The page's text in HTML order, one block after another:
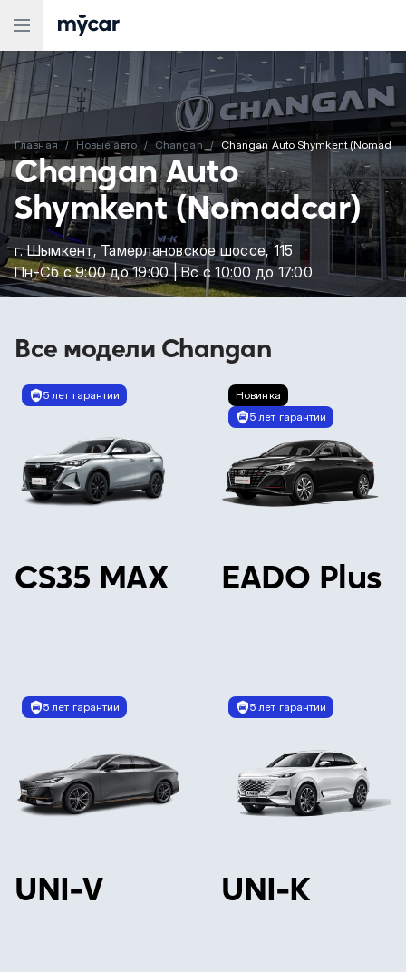
Главная Новые aвто Changan Changan Auto Shymkent
Changan Auto
Shymkent (Nomadcar)
г. Шымкент, Тамерлановское шоссе, 115
Пн-Сб c 9:00 до 19:00 | Вс с 10:00 до 17:00
Все модели Changan
5 лет гарантии
CS35 MAX
Новинка
5 лет гарантии
EADO Plus
5 лет гарантии
UNI-V
5 лет гарантии
UNI-K